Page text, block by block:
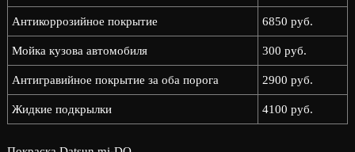
Антикоррозийное покрытие 6850 руб.
Мойка кузова автомобиля 300 руб.
Антигравийное покрытие за оба порога 2900 руб.
Жидкие подкрылки 4100 руб.